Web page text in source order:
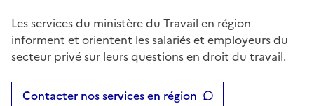
Les services du ministère du Travail en région
informent et orientent les salariés et employeurs du
secteur privé sur leurs questions en droit du travail.
Contacter nos services en région